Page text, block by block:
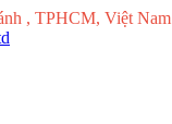
, TPHCM, Việt Nam